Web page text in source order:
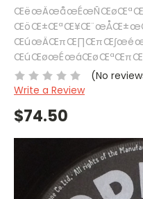
(No
Write a Review
$74.50